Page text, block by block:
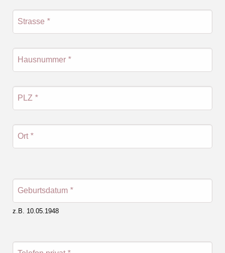
Strasse *
Hausnummer *
PLZ *
Ort *
Geburtsdatum *
z.B. 10.05.1948